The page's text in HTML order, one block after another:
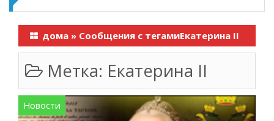
дома » Сообщения с тегамиЕкатерина II
Метка: Екатерина II
Новости